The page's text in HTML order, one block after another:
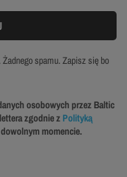
spamu. Zapisz się bo
osobowych przez Baltic
zgodnie z Polityką
momencie.